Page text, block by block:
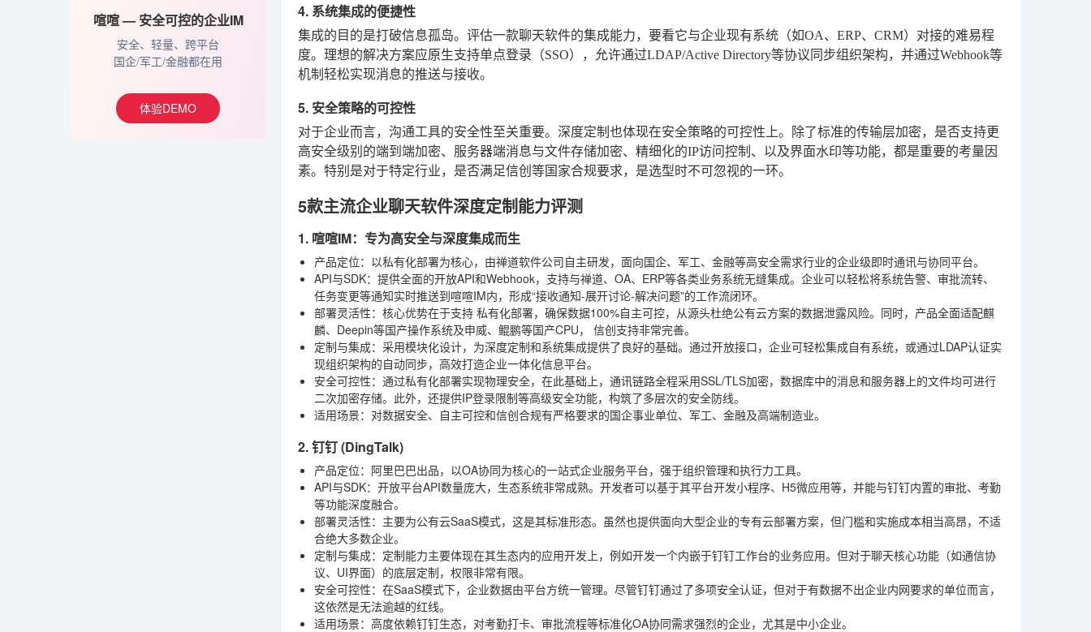
喧喧 — 安全可控的企业IM
安全、轻量、跨平台
国企/军工/金融都在用
体验DEMO
4. 系统集成的便捷性
集成的目的是打破信息孤岛。评估一款聊天软件的集成能力，要看它与企业现有系统（如OA、ERP、CRM）对接的难易程
度。理想的解决方案应原生支持单点登录（SSO），允许通过LDAP/Active Directory等协议同步组织架构，并通过Webhook等
机制轻松实现消息的推送与接收。
5. 安全策略的可控性
对于企业而言，沟通工具的安全性至关重要。深度定制也体现在安全策略的可控性上。除了标准的传输层加密，是否支持更
高安全级别的端到端加密、服务器端消息与文件存储加密、精细化的IP访问控制、以及界面水印等功能，都是重要的考量因
素。特别是对于特定行业，是否满足信创等国家合规要求，是选型时不可忽视的一环。
5款主流企业聊天软件深度定制能力评测
1. 喧喧IM：专为高安全与深度集成而生
产品定位：以私有化部署为核心，由禅道软件公司自主研发，面向国企、军工、金融等高安全需求行业的企业级即时通讯与协同平台。
API与SDK：提供全面的开放API和Webhook，支持与禅道、OA、ERP等各类业务系统无缝集成。企业可以轻松将系统告警、审批流转、
任务变更等通知实时推送到喧喧IM内，形成“接收通知-展开讨论-解决问题”的工作流闭环。
部署灵活性：核心优势在于支持 私有化部署，确保数据100%自主可控，从源头杜绝公有云方案的数据泄露风险。同时，产品全面适配麒
麟、Deepin等国产操作系统及申威、鲲鹏等国产CPU， 信创支持非常完善。
定制与集成：采用模块化设计，为深度定制和系统集成提供了良好的基础。通过开放接口，企业可轻松集成自有系统，或通过LDAP认证实
现组织架构的自动同步，高效打造企业一体化信息平台。
安全可控性：通过私有化部署实现物理安全，在此基础上，通讯链路全程采用SSL/TLS加密，数据库中的消息和服务器上的文件均可进行
二次加密存储。此外，还提供IP登录限制等高级安全功能，构筑了多层次的安全防线。
适用场景：对数据安全、自主可控和信创合规有严格要求的国企事业单位、军工、金融及高端制造业。
2. 钉钉 (DingTalk)
产品定位：阿里巴巴出品，以OA协同为核心的一站式企业服务平台，强于组织管理和执行力工具。
API与SDK：开放平台API数量庞大，生态系统非常成熟。开发者可以基于其平台开发小程序、H5微应用等，并能与钉钉内置的审批、考勤
等功能深度融合。
部署灵活性：主要为公有云SaaS模式，这是其标准形态。虽然也提供面向大型企业的专有云部署方案，但门槛和实施成本相当高昂，不适
合绝大多数企业。
定制与集成：定制能力主要体现在其生态内的应用开发上，例如开发一个内嵌于钉钉工作台的业务应用。但对于聊天核心功能（如通信协
议、UI界面）的底层定制，权限非常有限。
安全可控性：在SaaS模式下，企业数据由平台方统一管理。尽管钉钉通过了多项安全认证，但对于有数据不出企业内网要求的单位而言，
这依然是无法逾越的红线。
适用场景：高度依赖钉钉生态，对考勤打卡、审批流程等标准化OA协同需求强烈的企业，尤其是中小企业。